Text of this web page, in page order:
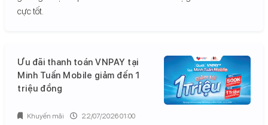
cực tốt.
Ưu đãi thanh toán VNPAY tại
Minh Tuấn Mobile giảm đến 1
triệu đồng
Khuyến mãi 22/07/2026 01:00